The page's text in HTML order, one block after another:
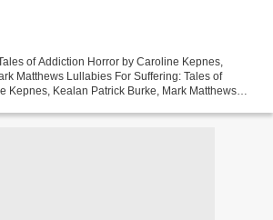
of Addiction Horror by Caroline Kepnes,
Matthews Lullabies For Suffering: Tales of
Kepnes, Kealan Patrick Burke, Mark Matthews